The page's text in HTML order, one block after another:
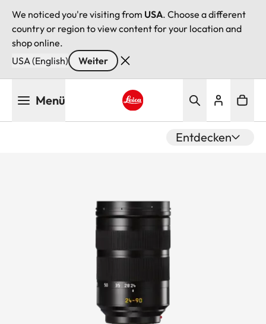
We noticed you're visiting from USA. Choose a different
country or region to view content for your location and
shop online.
USA (English)
Weiter
Menü
Entdecken